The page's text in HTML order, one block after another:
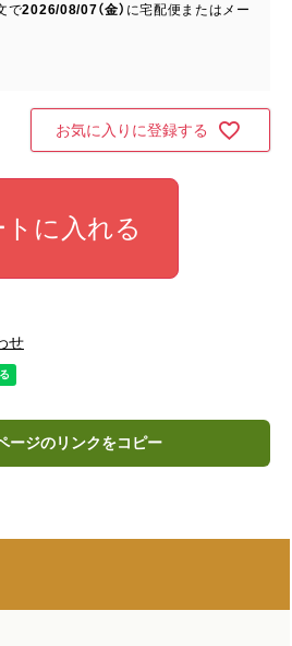
で2026/08/07（金） に宅配便またはメー
お気に入りに登録する
トに入れる
せ
ージのリンクをコピー